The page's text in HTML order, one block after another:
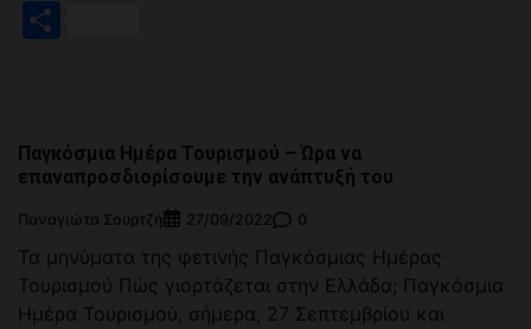
Παγκόσμια Ημέρα Τουρισμού – Ώρα να
επαναπροσδιορίσουμε την ανάπτυξή του
Παναγιώτα Σουρτζή 27/09/2022 0
Τα μηνύματα της φετινής Παγκόσμιας Ημέρας
Τουρισμού Πώς γιορτάζεται στην Ελλάδα; Παγκόσμια
Ημέρα Τουρισμού, σήμερα, 27 Σεπτεμβρίου και